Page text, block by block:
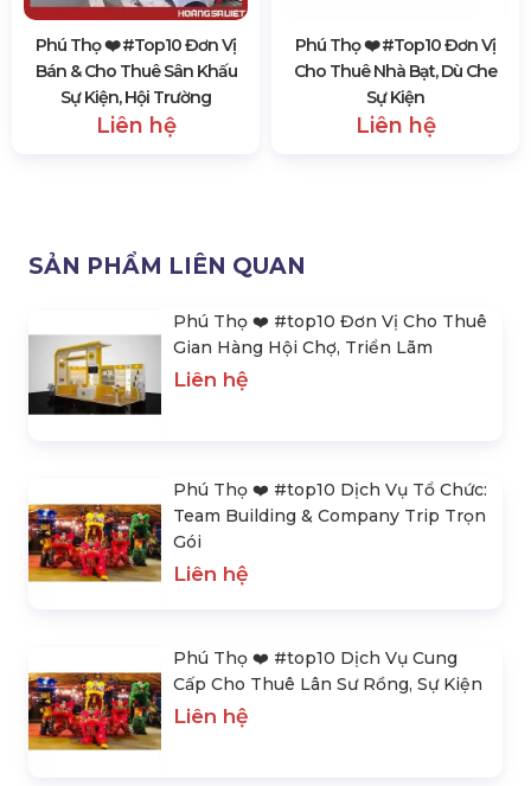
Phú Thọ ❤️️ #top10 Đơn Vị
Bán & Cho Thuê Sân Khấu
Sự Kiện, Hội Trường
Liên hệ
Phú Thọ ❤️️ #top10 Đơn Vị
Cho Thuê Nhà Bạt, Dù Che
Sự Kiện
Liên hệ
SẢN PHẨM LIÊN QUAN
Phú Thọ ❤️️ #top10 Đơn Vị Cho Thuê
Gian Hàng Hội Chợ, Triển Lãm
Liên hệ
Phú Thọ ❤️️ #top10 Dịch Vụ Tổ Chức:
Team Building & Company Trip Trọn
Gói
Liên hệ
Phú Thọ ❤️️ #top10 Dịch Vụ Cung
Cấp Cho Thuê Lân Sư Rồng, Sự Kiện
Liên hệ